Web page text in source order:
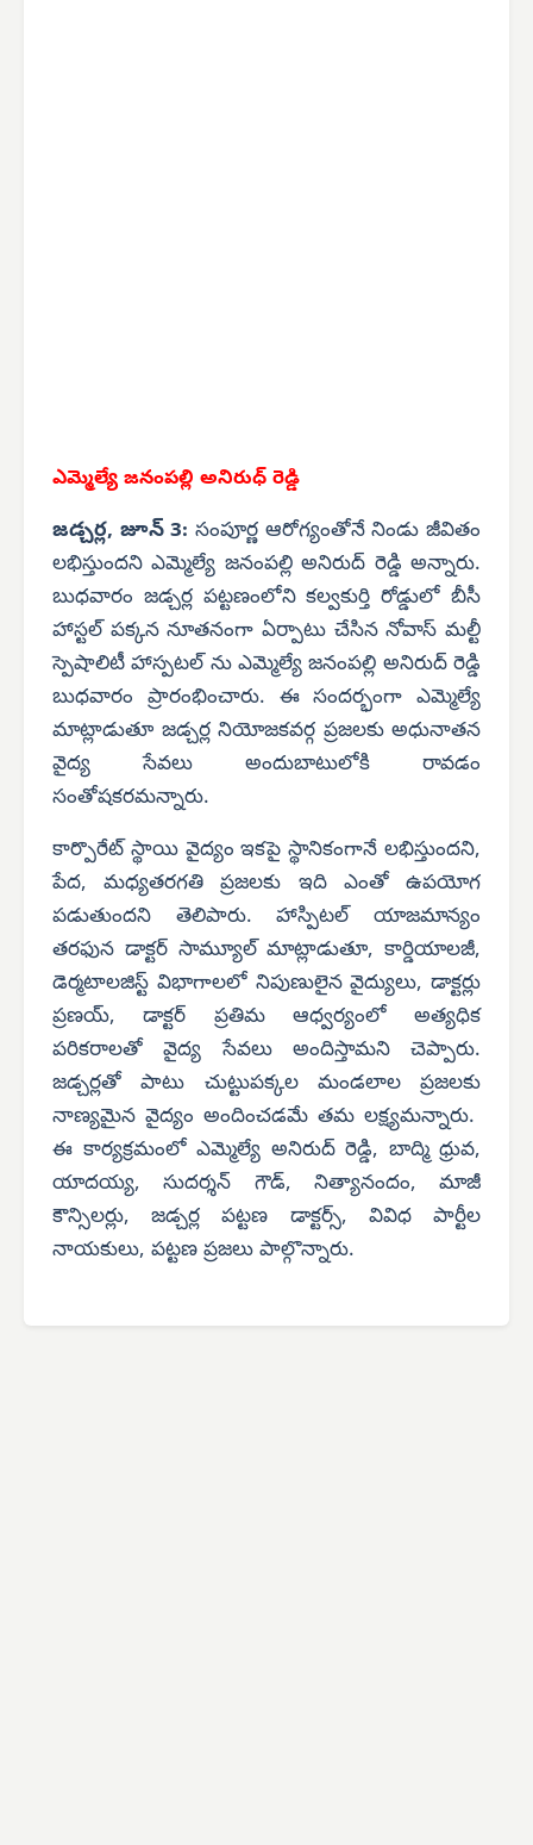
ఎమ్మెల్యే జనంపల్లి అనిరుధ్ రెడ్డి
జడ్చర్ల, జూన్ 3: సంపూర్ణ ఆరోగ్యంతోనే నిండు జీవితం
లభిస్తుందని ఎమ్మెల్యే జనంపల్లి అనిరుద్ రెడ్డి అన్నారు.
బుధవారం జడ్చర్ల పట్టణంలోని కల్వకుర్తి రోడ్డులో బీసీ
హాస్టల్ పక్కన నూతనంగా ఏర్పాటు చేసిన నోవాస్ మల్టీ
స్పెషాలిటీ హాస్పటల్ ను ఎమ్మెల్యే జనంపల్లి అనిరుద్ రెడ్డి
బుధవారం ప్రారంభించారు. ఈ సందర్భంగా ఎమ్మెల్యే
మాట్లాడుతూ జడ్చర్ల నియోజకవర్గ ప్రజలకు అధునాతన
వైద్య సేవలు అందుబాటులోకి రావడం
సంతోషకరమన్నారు.
కార్పొరేట్ స్థాయి వైద్యం ఇకపై స్థానికంగానే లభిస్తుందని,
పేద, మధ్యతరగతి ప్రజలకు ఇది ఎంతో ఉపయోగ
పడుతుందని తెలిపారు. హాస్పిటల్ యాజమాన్యం
తరఫున డాక్టర్ సామ్యూల్ మాట్లాడుతూ, కార్డియాలజీ,
డెర్మటాలజిస్ట్ విభాగాలలో నిపుణులైన వైద్యులు, డాక్టర్లు
ప్రణయ్, డాక్టర్ ప్రతిమ ఆధ్వర్యంలో అత్యధిక
పరికరాలతో వైద్య సేవలు అందిస్తామని చెప్పారు.
జడ్చర్లతో పాటు చుట్టుపక్కల మండలాల ప్రజలకు
నాణ్యమైన వైద్యం అందించడమే తమ లక్ష్యమన్నారు.
ఈ కార్యక్రమంలో ఎమ్మెల్యే అనిరుద్ రెడ్డి, బాద్మి ధ్రువ,
యాదయ్య, సుదర్శన్ గౌడ్, నిత్యానందం, మాజీ
కౌన్సిలర్లు, జడ్చర్ల పట్టణ డాక్టర్స్, వివిధ పార్టీల
నాయకులు, పట్టణ ప్రజలు పాల్గొన్నారు.